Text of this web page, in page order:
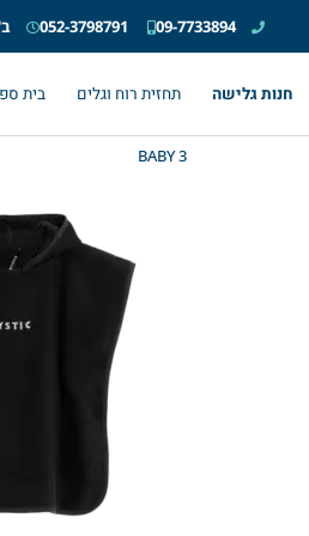
09-7733894
052-3798791 ב'-ה'
חנות גלישה תחזית רוח וגלים בית
BABY 3